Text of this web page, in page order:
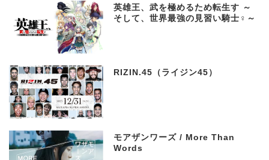
英雄王、武を極めるため転生す ～
そして、世界最強の見習い騎士♀～
RIZIN.45（ライジン45）
モアザンワーズ / More Than
Words